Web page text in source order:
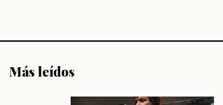
Más leídos